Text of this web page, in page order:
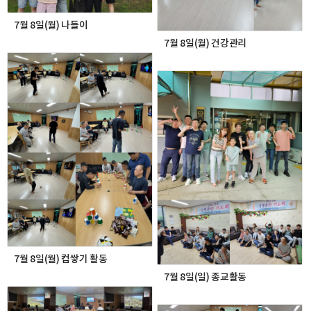
7월 8일(월) 나들이
7월 8일(월) 건강관리
7월 8일(월) 컵쌓기 활동
7월 8일(일) 종교활동